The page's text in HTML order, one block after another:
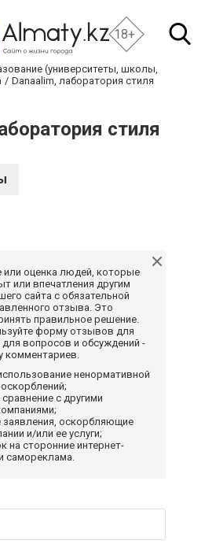
18+
(университеты, школы,
Danaalim, лаборатория стиля
стиля
или оценка людей, которые
или впечатления другим
сайта с обязательной
отзыва. Это
правильное решение.
форму отзывов для
для вопросов и обсуждений -
комментариев.
ненормативной
с другими
заявления, оскорбляющие
и/или ее услуги;
на сторонние интернет-
самореклама.